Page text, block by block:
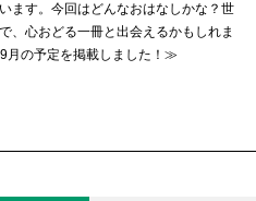
ます。今回はどんなおはなしかな？世
、心おどる一冊と出会えるかもしれま
の予定を掲載しました！≫